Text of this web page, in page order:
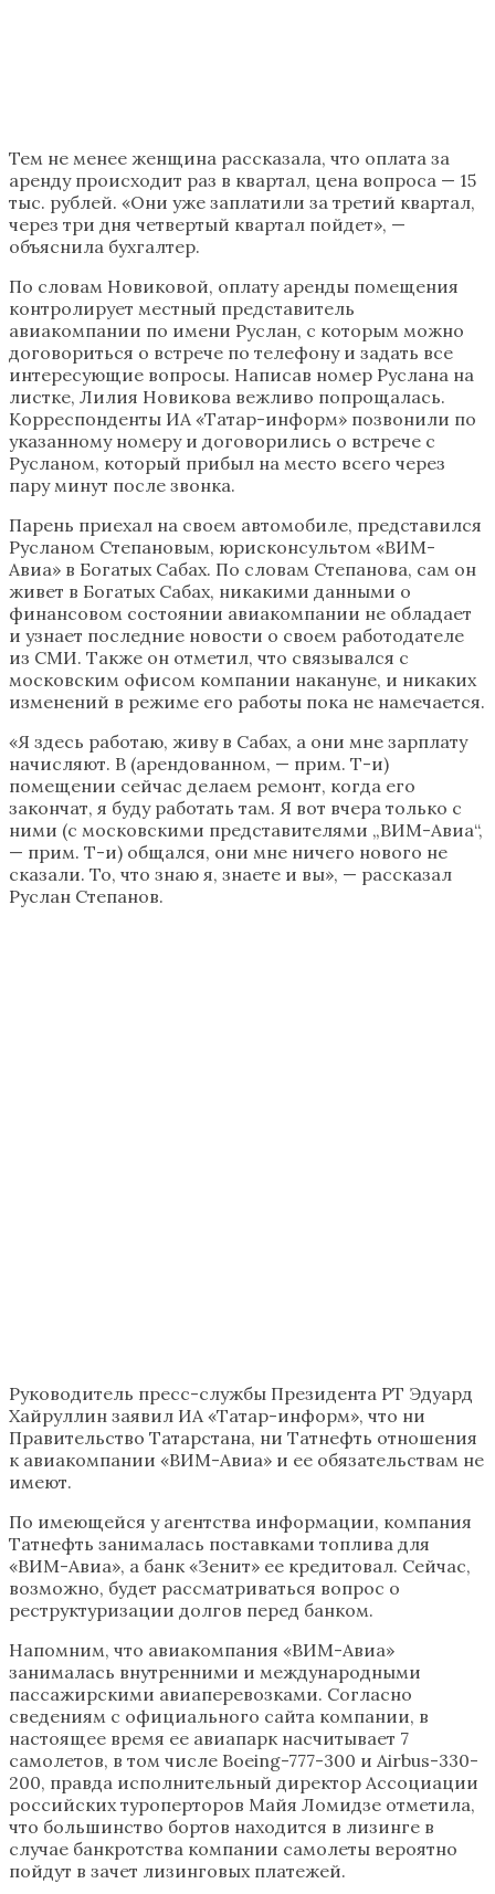
Тем не менее женщина рассказала, что оплата за
аренду происходит раз в квартал, цена вопроса — 15
тыс. рублей. «Они уже заплатили за третий квартал,
через три дня четвертый квартал пойдет», —
объяснила бухгалтер.
По словам Новиковой, оплату аренды помещения
контролирует местный представитель
авиакомпании по имени Руслан, с которым можно
договориться о встрече по телефону и задать все
интересующие вопросы. Написав номер Руслана на
листке, Лилия Новикова вежливо попрощалась.
Корреспонденты ИА «Татар-информ» позвонили по
указанному номеру и договорились о встрече с
Русланом, который прибыл на место всего через
пару минут после звонка.
Парень приехал на своем автомобиле, представился
Русланом Степановым, юрисконсультом «ВИМ-
Авиа» в Богатых Сабах. По словам Степанова, сам он
живет в Богатых Сабах, никакими данными о
финансовом состоянии авиакомпании не обладает
и узнает последние новости о своем работодателе
из СМИ. Также он отметил, что связывался с
московским офисом компании накануне, и никаких
изменений в режиме его работы пока не намечается.
«Я здесь работаю, живу в Сабах, а они мне зарплату
начисляют. В (арендованном, — прим. Т-и)
помещении сейчас делаем ремонт, когда его
закончат, я буду работать там. Я вот вчера только с
ними (с московскими представителями „ВИМ-Авиа“,
— прим. Т-и) общался, они мне ничего нового не
сказали. То, что знаю я, знаете и вы», — рассказал
Руслан Степанов.
Руководитель пресс-службы Президента РТ Эдуард
Хайруллин заявил ИА «Татар-информ», что ни
Правительство Татарстана, ни Татнефть отношения
к авиакомпании «ВИМ-Авиа» и ее обязательствам не
имеют.
По имеющейся у агентства информации, компания
Татнефть занималась поставками топлива для
«ВИМ-Авиа», а банк «Зенит» ее кредитовал. Сейчас,
возможно, будет рассматриваться вопрос о
реструктуризации долгов перед банком.
Напомним, что авиакомпания «ВИМ-Авиа»
занималась внутренними и международными
пассажирскими авиаперевозками. Согласно
сведениям с официального сайта компании, в
настоящее время ее авиапарк насчитывает 7
самолетов, в том числе Boeing-777-300 и Airbus-330-
200, правда исполнительный директор Ассоциации
российских туроперторов Майя Ломидзе отметила,
что большинство бортов находится в лизинге в
случае банкротства компании самолеты вероятно
пойдут в зачет лизинговых платежей.